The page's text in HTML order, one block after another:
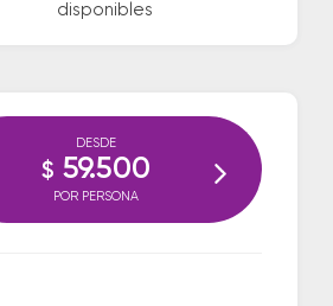
disponibles
DESDE
$ 59.500
POR PERSONA